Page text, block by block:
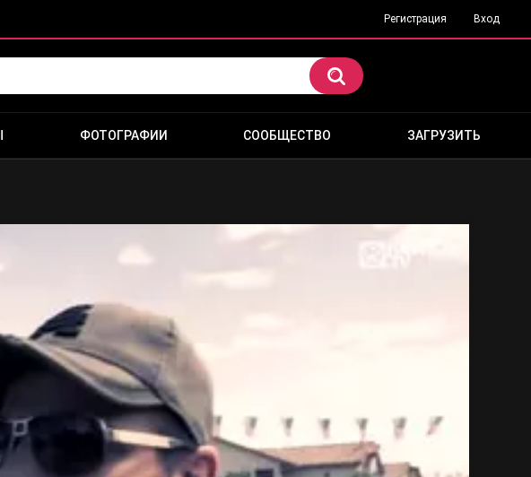
Регистрация Вход
ФОТОГРАФИИ СООБЩЕСТВО ЗАГРУЗИТЬ